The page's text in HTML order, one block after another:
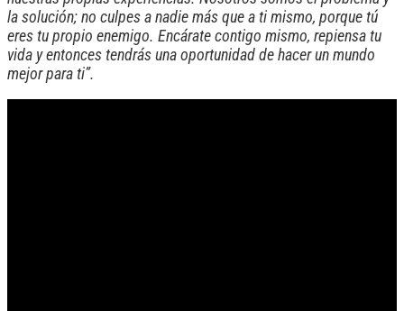
la solución; no culpes a nadie más que a ti mismo, porque tú
eres tu propio enemigo. Encárate contigo mismo, repiensa tu
vida y entonces tendrás una oportunidad de hacer un mundo
mejor para ti”.